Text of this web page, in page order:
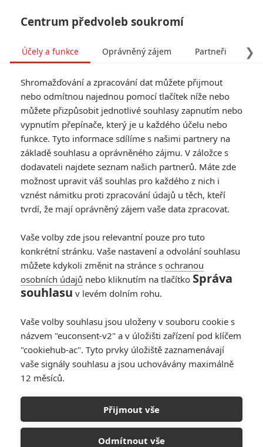
Originální název:Jason Bourne
Český název:Jason Bourne
Premiéra:
29.07.2016
Česká premiéra: 28.07.2016
Žánr: Akční,Thriller
Země původu: USA,Velká Británie,Čína
Jason Bourne (Matt Damon) už poskládal skoro všechny střípky
své rozbité životní mozaiky. Potrestal většinu tvůrců zvláštního
programu, který z něj udělal stroj na zabíjení. Chce hodit minulost
Centrum předvoleb soukromí
❯
Účely a funkce Oprávněný zájem Partneři
Shromažďování a zpracování dat můžete přijmout
nebo odmítnou najednou pomocí tlačítek níže nebo
můžete přizpůsobit jednotlivé souhlasy zapnutím nebo
vypnutím přepínače, který je u každého účelu nebo
funkce. Tyto informace sdílíme s našimi partnery na
základě souhlasu a oprávněného zájmu. V záložce s
dodavateli najdete seznam našich partnerů. Máte zde
možnost upravit váš souhlas pro každého z nich i
vznést námitku proti zpracování údajů u těch, kteří
tvrdí, že mají oprávněný zájem vaše data zpracovat.
Vaše volby zde jsou relevantní pouze pro tuto
konkrétní stránku. Vaše nastavení a odvolání souhlasu
můžete kdykoli změnit na stránce s ochranou
osobních údajů nebo kliknutím na tlačítko Správa
souhlasu v levém dolním rohu.
Vaše volby souhlasu jsou uloženy v souboru cookie s
názvem "euconsent-v2" a v úložišti zařízení pod klíčem
"cookiehub-ac". Tyto prvky úložiště zaznamenávají
vaše signály souhlasu a jsou uchovávány maximálně
12 měsíců.
Přijmout vše
Odmítnout vše